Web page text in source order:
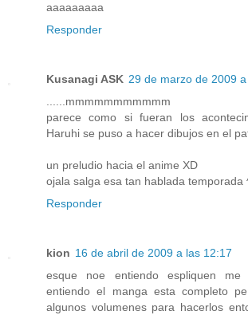
aaaaaaaaa
Responder
Kusanagi ASK 29 de marzo de 2009 a
......mmmmmmmmmmm
parece como si fueran los
Haruhi se puso a hacer dibujos en el
un preludio hacia el anime XD
ojala salga esa tan hablada temporada
Responder
kion 16 de abril de 2009 a las 12:17
esque noe entiendo espliquen
entiendo el manga esta completo
algunos volumenes para hacerlos